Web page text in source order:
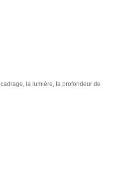
la lumière, la profondeur de